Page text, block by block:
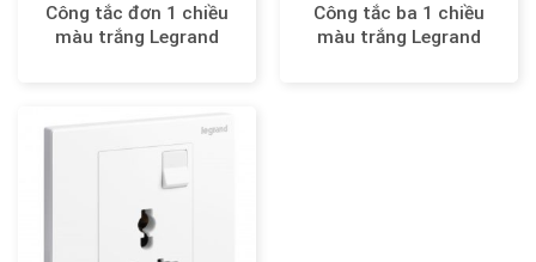
Công tắc đơn 1 chiều
màu trắng Legrand
Công tắc ba 1 chiều
màu trắng Legrand